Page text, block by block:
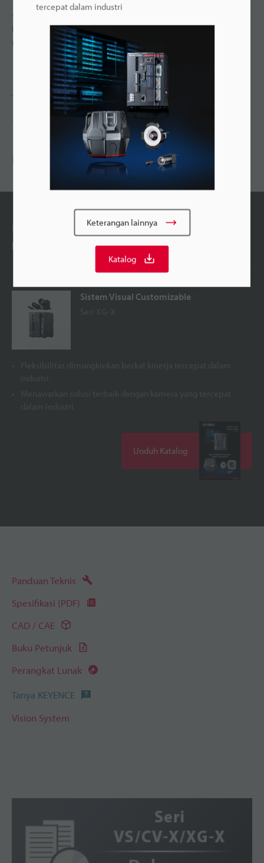
Seri XG-7000 menawarkan pemrograman standar secara
langsung dengan pengontrol atau pemrograman tingkat lanjut
menggunakan perangkat lunak PC Vision Editor. (opsional)
Tanya KEYENCE
+62-21-2966-0120
DISARANKAN
Produk Yang Dapat Diganti
Kembangkan Inspeksi di tempat anda sekarang!
Sistem Visual Customizable
Unduh Katalog
Panduan Teknis
Spesifikasi (PDF)
CAD / CAE
Buku Petunjuk
Perangkat Lunak
Tanya KEYENCE
Vision System
tercepat dalam industri
Keterangan lainnya
Katalog